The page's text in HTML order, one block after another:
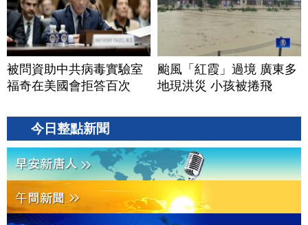
被問資助中共病毒實驗室
福奇在美國會拒答百次
颱風「紅霞」過境 廣東多
地現洪災 小孩被捲飛
今日整點新聞